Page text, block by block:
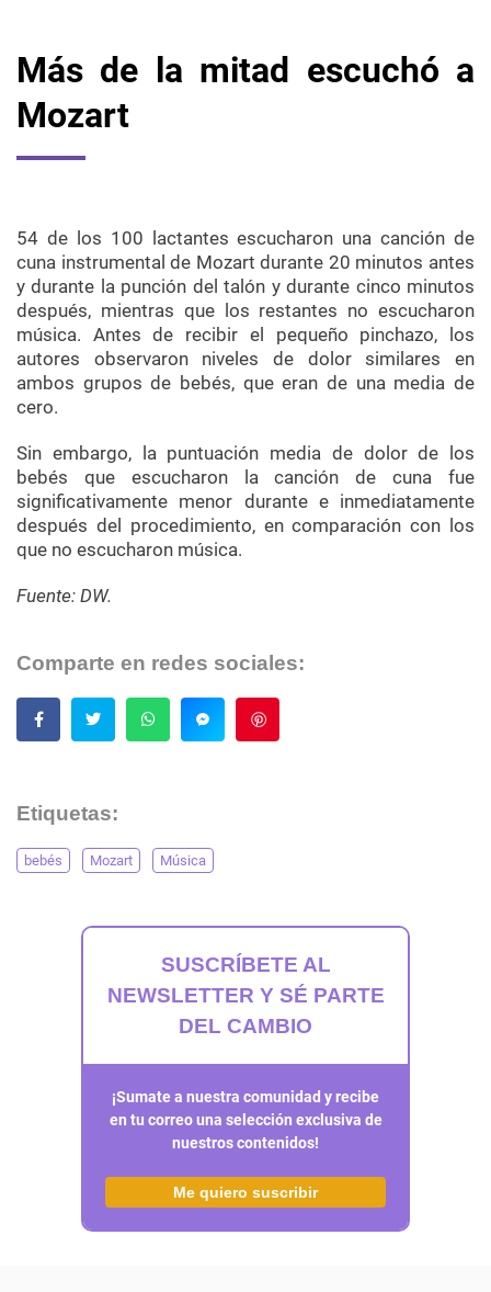
Más de la mitad escuchó a
Mozart
54 de los 100 lactantes escucharon una canción de
cuna instrumental de Mozart durante 20 minutos antes
y durante la punción del talón y durante cinco minutos
después, mientras que los restantes no escucharon
música. Antes de recibir el pequeño pinchazo, los
autores observaron niveles de dolor similares en
ambos grupos de bebés, que eran de una media de
cero.
Sin embargo, la puntuación media de dolor de los
bebés que escucharon la canción de cuna fue
significativamente menor durante e inmediatamente
después del procedimiento, en comparación con los
que no escucharon música.
Fuente: DW.
Comparte en redes sociales:
Etiquetas:
bebés Mozart Música
SUSCRÍBETE AL
NEWSLETTER Y SÉ PARTE
DEL CAMBIO
¡Sumate a nuestra comunidad y recibe
en tu correo una selección exclusiva de
nuestros contenidos!
Me quiero suscribir